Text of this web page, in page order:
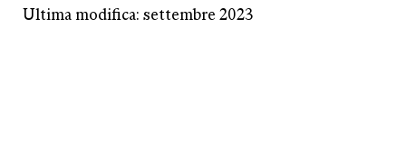
Ultima modifica: settembre 2023